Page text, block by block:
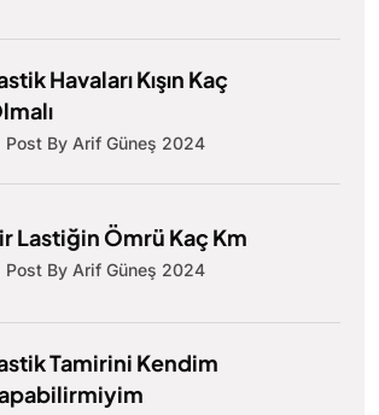
Havaları Kışın Kaç
Post By Arif Güneş 2024
Lastiğin Ömrü Kaç Km
Post By Arif Güneş 2024
Tamirini Kendim